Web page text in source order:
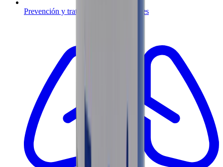
Prevención y tratamiento de infecciones